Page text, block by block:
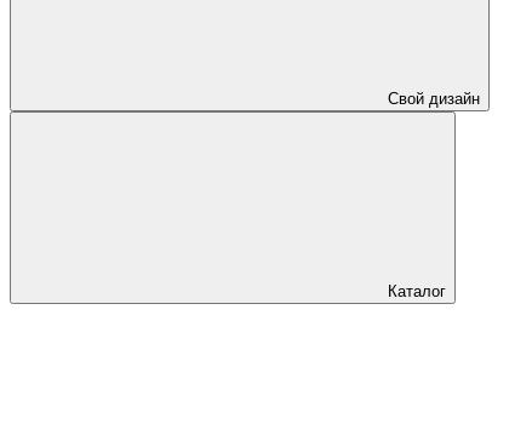
Свой дизайн
Каталог